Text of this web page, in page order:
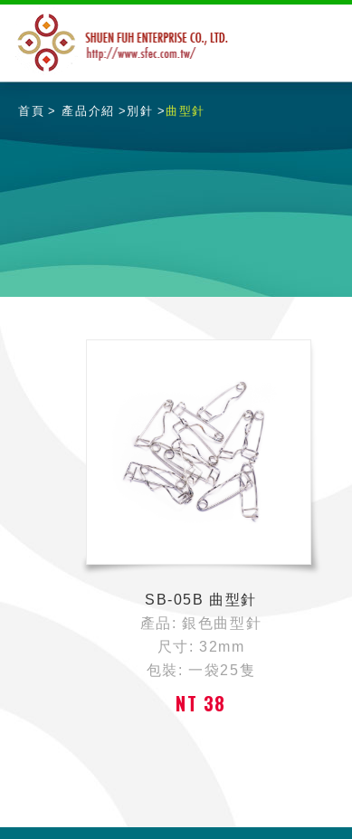
首頁 產品介紹 別針 曲型針
SB-05B 曲型針
產品: 銀色曲型針
尺寸: 32mm
包裝: 一袋25隻
NT 38